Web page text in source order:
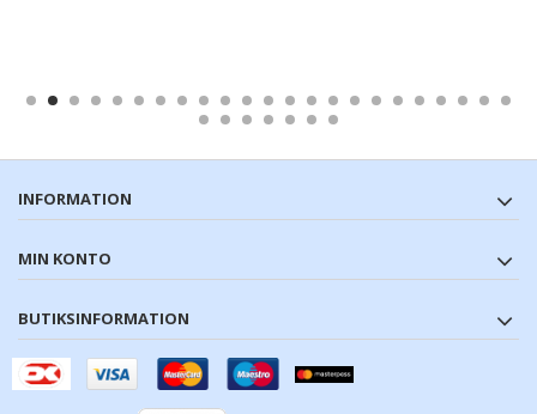
INFORMATION
MIN KONTO
BUTIKSINFORMATION